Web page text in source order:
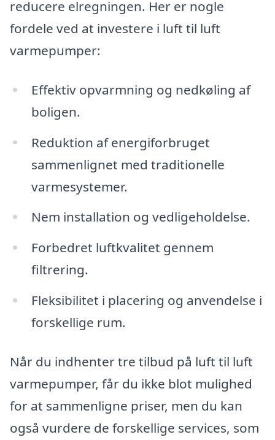
reducere elregningen. Her er nogle
fordele ved at investere i luft til luft
varmepumper:
Effektiv opvarmning og nedkøling af
boligen.
Reduktion af energiforbruget
sammenlignet med traditionelle
varmesystemer.
Nem installation og vedligeholdelse.
Forbedret luftkvalitet gennem
filtrering.
Fleksibilitet i placering og anvendelse i
forskellige rum.
Når du indhenter tre tilbud på luft til luft
varmepumper, får du ikke blot mulighed
for at sammenligne priser, men du kan
også vurdere de forskellige services, som